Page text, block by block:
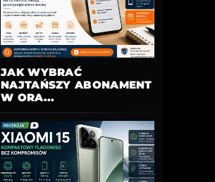
JAK WYBRAĆ
NAJTAŃSZY ABONAMENT
W ORA...